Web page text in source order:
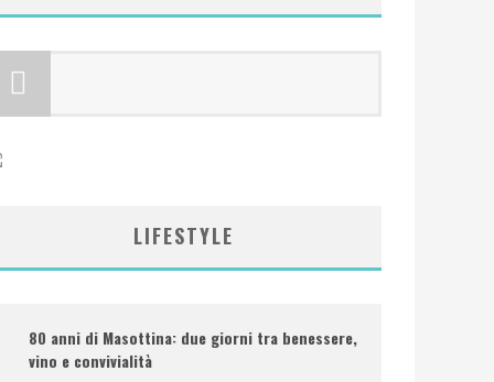
LIFESTYLE
80 anni di Masottina: due giorni tra benessere,
vino e convivialità